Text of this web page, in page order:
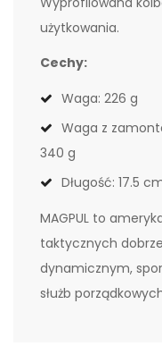
użytkowania.
Cechy:
Waga: 226 g
Waga z
340 g
Długość: 17.5
MAGPUL to
taktycznych
dynamicznym,
służb